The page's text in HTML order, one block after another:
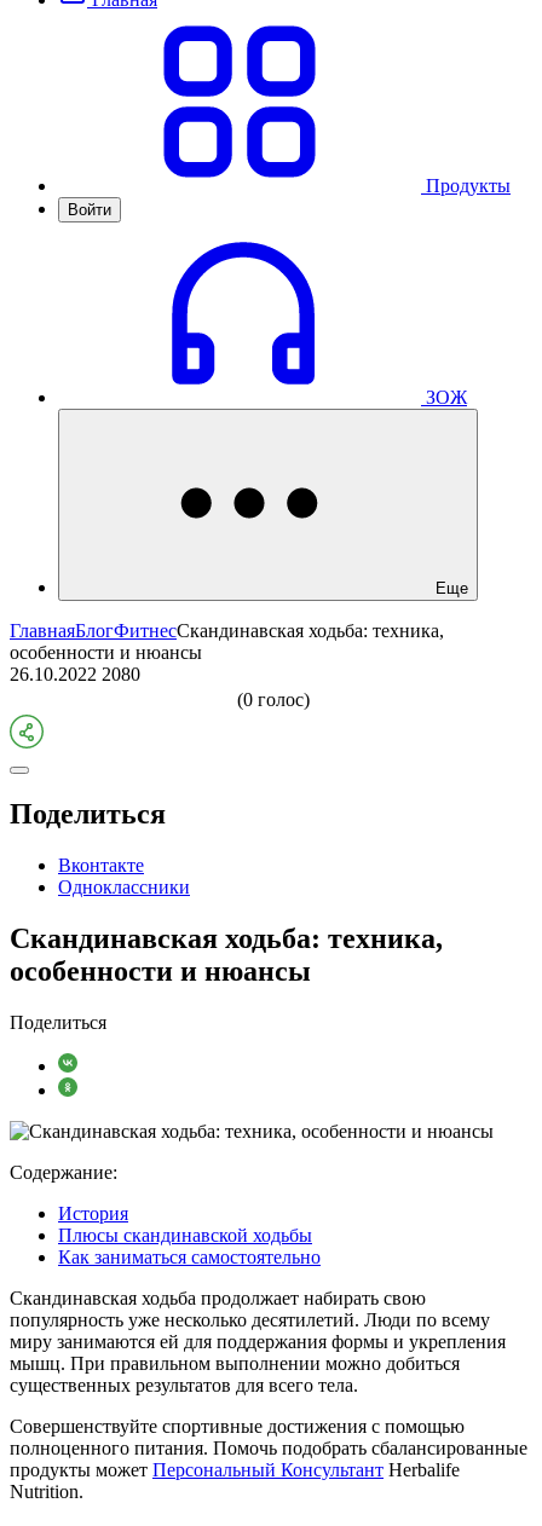
Продукты
Войти
ЗОЖ
Еще
ГлавнаяБлогФитнесСкандинавская ходьба: техника,
особенности и нюансы
26.10.2022 2080
(0 голос)
Поделиться
Вконтакте
Одноклассники
Скандинавская ходьба: техника,
особенности и нюансы
Поделиться
Содержание:
История
Плюсы скандинавской ходьбы
Как заниматься самостоятельно
Скандинавская ходьба продолжает набирать свою
популярность уже несколько десятилетий. Люди по всему
миру занимаются ей для поддержания формы и укрепления
мышц. При правильном выполнении можно добиться
существенных результатов для всего тела.
Совершенствуйте спортивные достижения с помощью
полноценного питания. Помочь подобрать сбалансированные
продукты может Персональный Консультант Herbalife
Nutrition.